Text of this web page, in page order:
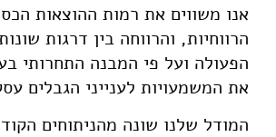
אנו משווים את רמות ההוצאות
הרווחיות, והרווחה בין דרגות
הפעולה ועל פי המבנה התחרותי
את המשמעויות לענייני הגבלים
המודל שלנו שונה מהניתוחים